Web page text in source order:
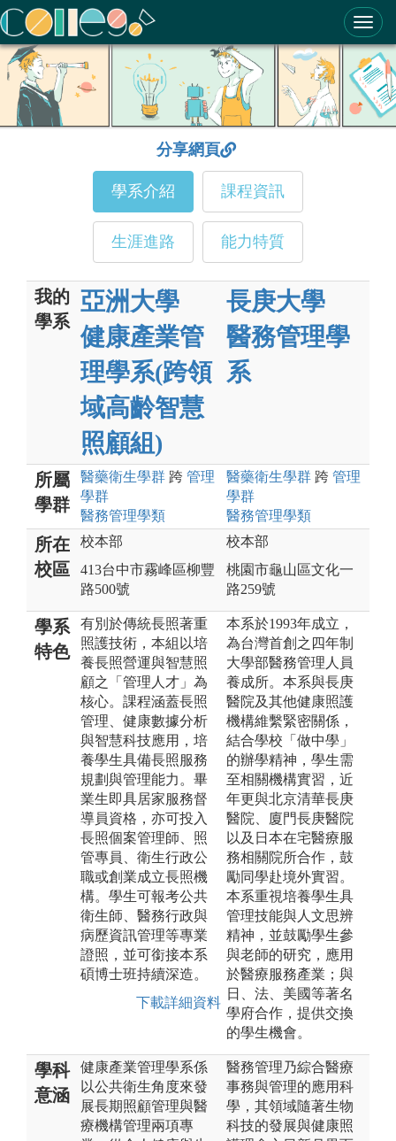
ColleGo! 大學選才與高中育才輔助系統
分享網頁
學系介紹 課程資訊
生涯進路 能力特質
我的
學系
亞洲大學
健康產業管
理學系(跨領
域高齡智慧
照顧組)
長庚大學
醫務管理學
系
所屬
學群
醫藥衛生學群 跨 管理
學群
醫務管理學類
醫藥衛生學群 跨 管理
學群
醫務管理學類
所在
校區
校本部
413台中市霧峰區柳豐
路500號
校本部
桃園市龜山區文化一
路259號
學系
特色
有別於傳統長照著重
照護技術，本組以培
養長照營運與智慧照
顧之「管理人才」為
核心。課程涵蓋長照
管理、健康數據分析
與智慧科技應用，培
養學生具備長照服務
規劃與管理能力。畢
業生即具居家服務督
導員資格，亦可投入
長照個案管理師、照
管專員、衛生行政公
職或創業成立長照機
構。學生可報考公共
衛生師、醫務行政與
病歷資訊管理等專業
證照，並可銜接本系
碩博士班持續深造。
下載詳細資料
本系於1993年成立，
為台灣首創之四年制
大學部醫務管理人員
養成所。本系與長庚
醫院及其他健康照護
機構維繫緊密關係，
結合學校「做中學」
的辦學精神，學生需
至相關機構實習，近
年更與北京清華長庚
醫院、廈門長庚醫院
以及日本在宅醫療服
務相關院所合作，鼓
勵同學赴境外實習。
本系重視培養學生具
管理技能與人文思辨
精神，並鼓勵學生參
與老師的研究，應用
於醫療服務產業；與
日、法、美國等著名
學府合作，提供交換
的學生機會。
學科
意涵
健康產業管理學系係
以公共衛生角度來發
展長期照顧管理與醫
療機構管理兩項專
醫務管理乃綜合醫療
事務與管理的應用科
學，其領域隨著生物
科技的發展與健康照